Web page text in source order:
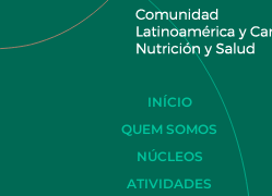
INÍCIO
QUEM SOMOS
NÚCLEOS
ATIVIDADES